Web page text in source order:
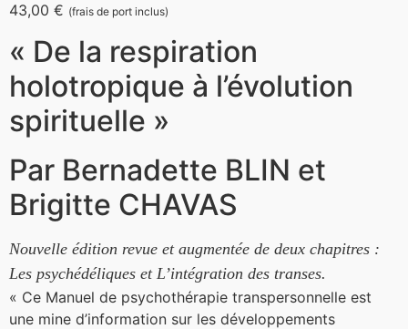
43,00 € (frais de port inclus)
« De la respiration
holotropique à l’évolution
spirituelle »
Par Bernadette BLIN et
Brigitte CHAVAS
Nouvelle édition revue et augmentée de deux chapitres :
Les psychédéliques et L’intégration des transes.
« Ce Manuel de psychothérapie transpersonnelle est
une mine d’information sur les développements